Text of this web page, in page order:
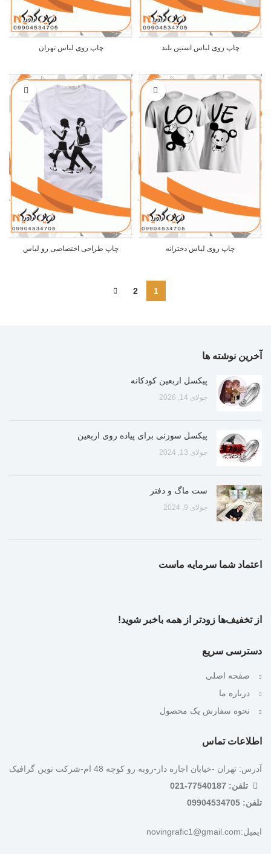
چاپ روی لباس استین بلند چاپ روی لباس تهران
چاپ روی لباس دخترانه چاپ طراحی اختصاصی رو لباس
1
2
آخرین نوشته ها
پیکسل اربعین کودکانه
جولای 14, 2026
پیکسل سوزنی برای پیاده روی اربعین
جولای 13, 2024
ست ماگ و دفتر
جولای 9, 2024
اعتماد شما سرمایه ماست
از تخفیف‌ها زودتر از همه باخبر شوید!
دسترسی سریع
صفحه اصلی
درباره ما
نحوه سفارش یک محصول
اطلاعات تماس
آدرس: تهران -خیابان اجاره دار-روبه رو کوچه 48 ام-شرکت نوین گرافیک
تلفن: 77540187-021
تلفن: 09904534705
ایمیل:novingrafic1@gmail.com